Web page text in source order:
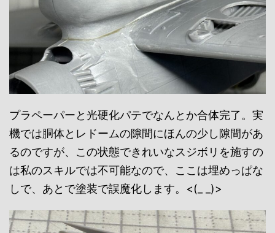
プラペーパーと光硬化パテでなんとか合体完了。実
機では胴体とレドームの隙間にほんの少し隙間があ
るのですが、この状態できれいなスジボリを施すの
は私のスキルでは不可能なので、ここは埋めっぱな
しで、あとで塗装で誤魔化します。<(_ _)>